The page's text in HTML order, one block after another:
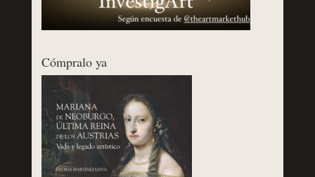
Cómpralo ya